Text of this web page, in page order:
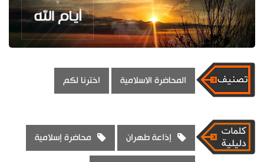
المحاضرة الاسلامية اخترنا لكم
إذاعة طهران محاضرة إسلامية